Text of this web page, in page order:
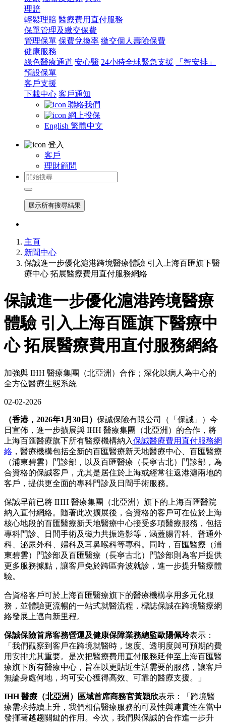
理賠
輕鬆理賠 醫療費用直付服務
保單管理及繳交保費
管理保單 保費兌換率 繳交個人壽險保費
健康服務
綠色醫療通道 安心醫 24小時全球緊急支援
「智安排」
預設保單
客戶支援
下載中心 客戶通知
聯絡我們
網上投保
English 繁體中文
登入
客戶
理財顧問
展示所有搜尋結果
主頁
新聞中心
保誠進一步優化滬港跨境醫療體驗 引入上海百匯旗下醫
療中心 拓展醫療費用直付服務網絡
保誠進一步優化滬港跨境醫療
體驗 引入上海百匯旗下醫療中
心 拓展醫療費用直付服務網絡
加強與 IHH 醫療集團（北亞洲）合作；深化以病人為中心的
全方位醫療生態系統
02-02-2026
（香港，2026年1月30日） 保誠保險有限公司（「保誠」）今
日宣佈，進一步擴展與 IHH 醫療集團（北亞洲）的合作，將
上海百匯醫療旗下所有醫療機構納入保誠醫療費用直付服務網
絡 ，醫療機構包括全新的百匯醫療新天地醫療中心、百匯醫療
（浦東碧雲）門診部，以及百匯醫療（長寧古北）門診部，為
合資格的保誠客戶，尤其是居住於上海或經常往返港滬兩地的
客戶，提供更全面的專科門診及日間手術服務。
保誠早前已將 IHH 醫療集團（北亞洲）旗下的上海百匯醫院
納入直付網絡。隨著此次擴展後，合資格的客戶可在位於上海
核心地段的百匯醫療新天地醫療中心接受多項醫療服務，包括
專科門診、日間手術及磁力共振造影等，涵蓋腸胃科、普通外
科、泌尿外科、婦科及耳鼻喉科等專科。同時，百匯醫療（浦
東碧雲）門診部及百匯醫療（長寧古北）門診部則為客戶提供
更多服務據點，讓客戶免於跨區奔波就診，進一步提升醫療體
驗。
合資格客戶可於上海百匯醫療旗下的醫療機構享用多元化服
務，並體驗更流暢的一站式就醫流程，標誌保誠在跨境醫療網
絡發展上邁向新里程。
保誠保險首席客務營運及健康保障業務總監歐陽佩玲表示：
「我們觀察到客戶在跨境就醫時，速度、透明度與可預期的費
用安排尤其重要。是次把醫療費用直付服務延伸至上海百匯醫
療旗下所有醫療中心，旨在以更貼近生活需要的服務，讓客戶
無論身處何地，均可安心獲得高效、可靠的醫療支援。」
IHH 醫療（北亞洲）區域首席商務官黃穎欣表示：「跨境醫
療需求持續上升，我們相信醫療服務的可及性與連貫性在當中
發揮著越趨關鍵的作用。今次，我們與保誠的合作進一步升